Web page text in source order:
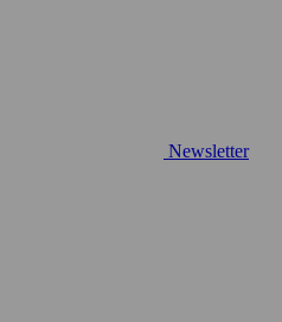
Newsletter